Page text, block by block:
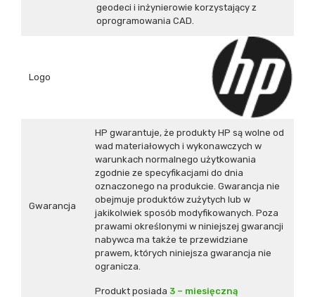
geodeci i inżynierowie korzystający z
oprogramowania CAD.
Logo
Gwarancja
HP gwarantuje, że produkty HP są wolne od
wad materiałowych i wykonawczych w
warunkach normalnego użytkowania
zgodnie ze specyfikacjami do dnia
oznaczonego na produkcie. Gwarancja nie
obejmuje produktów zużytych lub w
jakikolwiek sposób modyfikowanych. Poza
prawami określonymi w niniejszej gwarancji
nabywca ma także te przewidziane
prawem, których niniejsza gwarancja nie
ogranicza.
Produkt posiada 3 – miesięczną